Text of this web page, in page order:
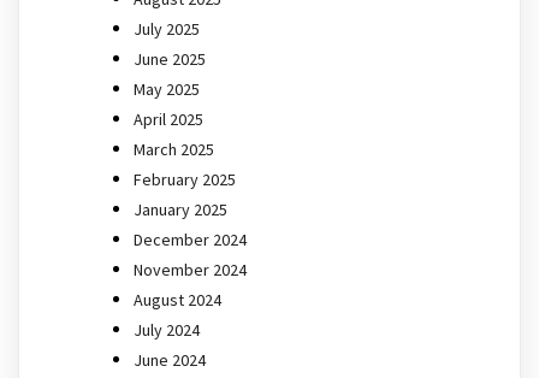
July 2025
June 2025
May 2025
April 2025
March 2025
February 2025
January 2025
December 2024
November 2024
August 2024
July 2024
June 2024